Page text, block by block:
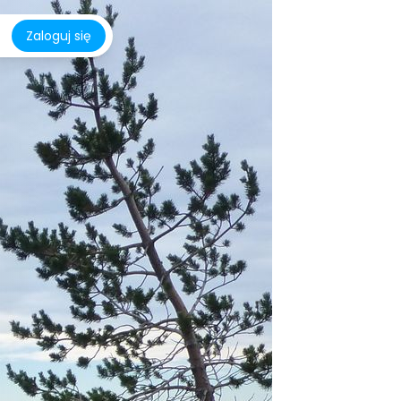
Zaloguj się